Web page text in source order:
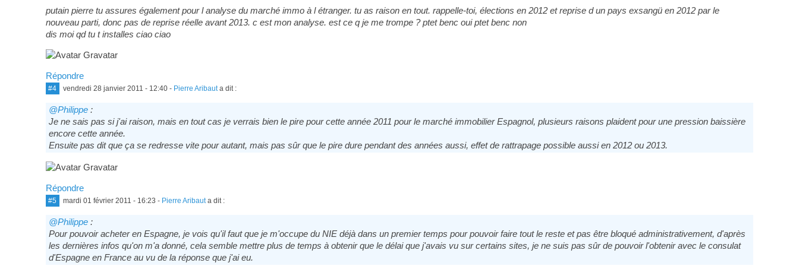
putain pierre tu assures également pour l analyse du marché immo à l étranger. tu as raison en tout. rappelle-toi, élections en 2012 et reprise d un pays exsangü en 2012 par le
nouveau parti, donc pas de reprise réelle avant 2013. c est mon analyse. est ce q je me trompe ? ptet benc oui ptet benc non
dis moi qd tu t installes ciao ciao
Répondre
#4 vendredi 28 janvier 2011 - 12:40- Pierre Aribauta dit :
@Philippe:
Je ne sais pas si j'ai raison, mais en tout cas je verrais bien le pire pour cette année 2011 pour le marché immobilier Espagnol, plusieurs raisons plaident pour une pression baissière
encore cette année.
Ensuite pas dit que ça se redresse vite pour autant, mais pas sûr que le pire dure pendant des années aussi, effet de rattrapage possible aussi en 2012 ou 2013.
Répondre
#5 mardi 01 février 2011 - 16:23 - Pierre Aribauta dit :
@Philippe:
Pour pouvoir acheter en Espagne, je vois qu'il faut que je m'occupe du NIE déjà dans un premier temps pour pouvoir faire tout le reste et pas être bloqué administrativement, d'après
les dernières infos qu'on m'a donné, cela semble mettre plus de temps à obtenir que le délai que j'avais vu sur certains sites, je ne suis pas sûr de pouvoir l'obtenir avec le consulat
d'Espagne en France au vu de la réponse que j'ai eu.